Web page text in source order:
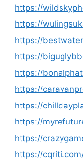
https://
https://
https://
https://
https://
https://
https://
https://
https://
https://